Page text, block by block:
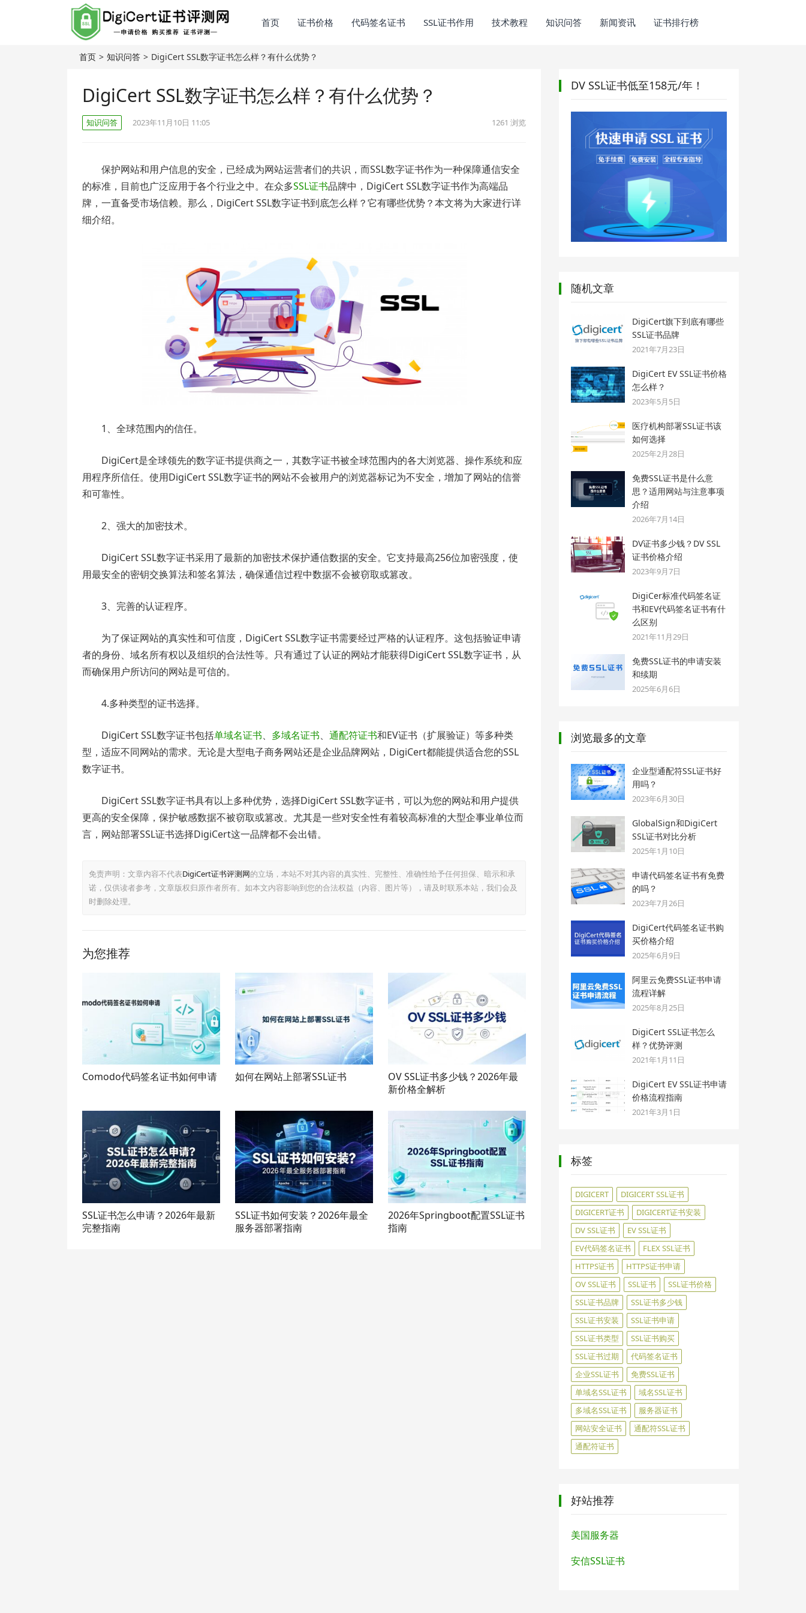
首页 证书价格 代码签名证书 SSL证书作用 技术教程 知识问答 新闻资讯 证书排行榜
首页 > 知识问答 > DigiCert SSL数字证书怎么样？有什么优势？
DigiCert SSL数字证书怎么样？有什么优势？
知识问答 2023年11月10日 11:05 1261 浏览
保护网站和用户信息的安全，已经成为网站运营者们的共识，而SSL数字证书作为一种保障通信安全
的标准，目前也广泛应用于各个行业之中。在众多SSL证书品牌中，DigiCert SSL数字证书作为高端品
牌，一直备受市场信赖。那么，DigiCert SSL数字证书到底怎么样？它有哪些优势？本文将为大家进行详
细介绍。
1、全球范围内的信任。
DigiCert是全球领先的数字证书提供商之一，其数字证书被全球范围内的各大浏览器、操作系统和应
用程序所信任。使用DigiCert SSL数字证书的网站不会被用户的浏览器标记为不安全，增加了网站的信誉
和可靠性。
2、强大的加密技术。
DigiCert SSL数字证书采用了最新的加密技术保护通信数据的安全。它支持最高256位加密强度，使
用最安全的密钥交换算法和签名算法，确保通信过程中数据不会被窃取或篡改。
3、完善的认证程序。
为了保证网站的真实性和可信度，DigiCert SSL数字证书需要经过严格的认证程序。这包括验证申请
者的身份、域名所有权以及组织的合法性等。只有通过了认证的网站才能获得DigiCert SSL数字证书，从
而确保用户所访问的网站是可信的。
4.多种类型的证书选择。
DigiCert SSL数字证书包括单域名证书、 多域名证书、 通配符证书和EV证书（扩展验证）等多种类
型，适应不同网站的需求。无论是大型电子商务网站还是企业品牌网站，DigiCert都能提供适合您的SSL
数字证书。
DigiCert SSL数字证书具有以上多种优势，选择DigiCert SSL数字证书，可以为您的网站和用户提供
更高的安全保障，保护敏感数据不被窃取或篡改。尤其是一些对安全性有着较高标准的大型企事业单位而
言，网站部署SSL证书选择DigiCert这一品牌都不会出错。
免责声明：文章内容不代表DigiCert证书评测网的立场，本站不对其内容的真实性、完整性、准确性给予任何担保、暗示和承
诺，仅供读者参考，文章版权归原作者所有。如本文内容影响到您的合法权益（内容、图片等），请及时联系本站，我们会及
时删除处理。
为您推荐
Comodo代码签名证书如何申请 如何在网站上部署SSL证书
OV SSL证书多少钱？2026年最
新价格全解析
SSL证书怎么申请？2026年最新
完整指南
SSL证书如何安装？2026年最全
服务器部署指南
2026年Springboot配置SSL证书
指南
DV SSL证书低至158元/年！
随机文章
DigiCert旗下到底有哪些
SSL证书品牌
2021年7月23日
DigiCert EV SSL证书价格
怎么样？
2023年5月5日
医疗机构部署SSL证书该
如何选择
2025年2月28日
免费SSL证书是什么意
思？适用网站与注意事项
介绍
2026年7月14日
DV证书多少钱？DV SSL
证书价格介绍
2023年9月7日
DigiCer标准代码签名证
书和EV代码签名证书有什
么区别
2021年11月29日
免费SSL证书的申请安装
和续期
2025年6月6日
浏览最多的文章
企业型通配符SSL证书好
用吗？
2023年6月30日
GlobalSign和DigiCert
SSL证书对比分析
2025年1月10日
申请代码签名证书有免费
的吗？
2023年7月26日
DigiCert代码签名证书购
买价格介绍
2025年6月9日
阿里云免费SSL证书申请
流程详解
2025年8月25日
DigiCert SSL证书怎么
样？优势评测
2021年1月11日
DigiCert EV SSL证书申请
价格流程指南
2021年3月1日
标签
DIGICERT
DIGICERT SSL证书
DIGICERT证书
DIGICERT证书安装
DV SSL证书
EV SSL证书
EV代码签名证书
FLEX SSL证书
HTTPS证书
HTTPS证书申请
OV SSL证书
SSL证书
SSL证书价格
SSL证书品牌
SSL证书多少钱
SSL证书安装
SSL证书申请
SSL证书类型
SSL证书购买
SSL证书过期
代码签名证书
企业SSL证书
免费SSL证书
单域名SSL证书
域名SSL证书
多域名SSL证书
服务器证书
网站安全证书
通配符SSL证书
通配符证书
好站推荐
美国服务器
安信SSL证书